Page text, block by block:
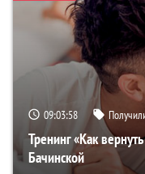
09:03:57
Тренинг «Как
Бачинской